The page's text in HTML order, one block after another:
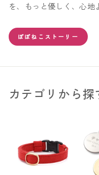
を、もっと優しく、心地
ぽぽねこストーリー
カテゴリから探